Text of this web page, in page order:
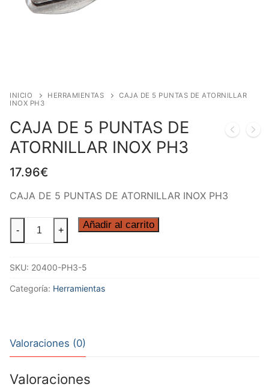
INICIO HERRAMIENTAS
CAJA DE 5 PUNTAS DE ATORNILLAR
INOX PH3
CAJA DE 5 PUNTAS DE
ATORNILLAR INOX PH3
17.96€
CAJA DE 5 PUNTAS DE ATORNILLAR INOX PH3
DE
PUNTAS
DE
cantidad
- + Añadir al carrito
SKU: 20400-PH3-5
Categoría: Herramientas
Valoraciones (0)
Valoraciones